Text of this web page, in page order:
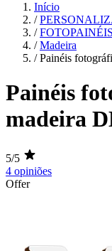
Início
/
/
/ Madeira
/ Painéis
Painéis
madeira
5/5
4 opiniões
Offer